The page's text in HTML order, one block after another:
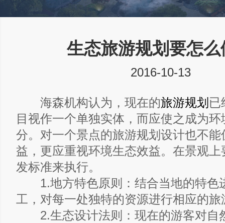
生态旅游规划要怎么
2016-10-13
海森机构认为，现在的旅游规划 已
目视作一个单独实体，而应使之成为
分。对一个景点的旅游规划设计也不
益，更应重视环境生态效益。在景观
发标准来执行。
1.地方特色原则：结合当地的特色
工，对每一处独特的资源进行相应的
2.生态设计法则：现在的游客对自